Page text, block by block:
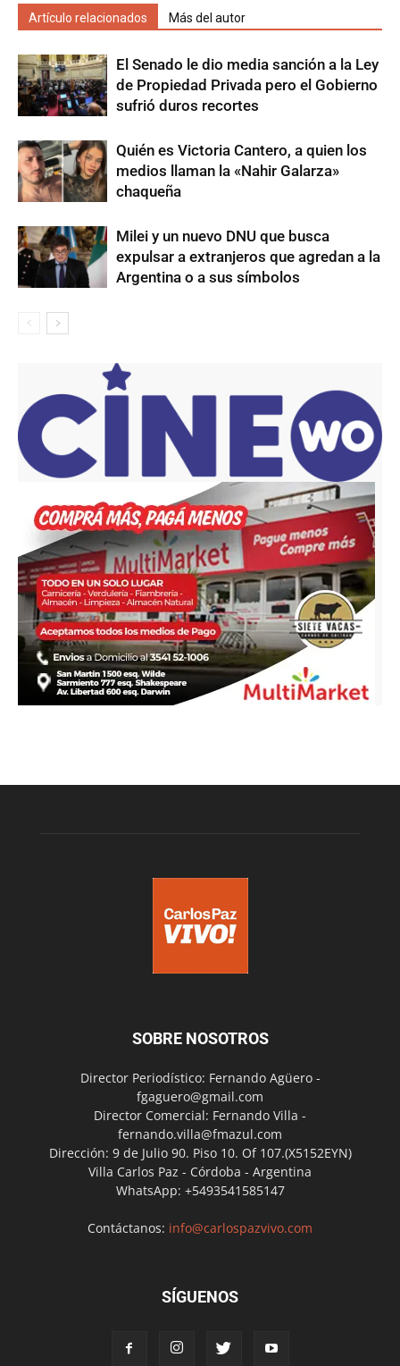
Artículo relacionados Más del autor
El Senado le dio media sanción a la Ley
de Propiedad Privada pero el Gobierno
sufrió duros recortes
Quién es Victoria Cantero, a quien los
medios llaman la «Nahir Galarza»
chaqueña
Milei y un nuevo DNU que busca
expulsar a extranjeros que agredan a la
Argentina o a sus símbolos
SOBRE NOSOTROS
Director Periodístico: Fernando Agüero -
fgaguero@gmail.com
Director Comercial: Fernando Villa -
fernando.villa@fmazul.com
Dirección: 9 de Julio 90. Piso 10. Of 107.(X5152EYN)
Villa Carlos Paz - Córdoba - Argentina
WhatsApp: +5493541585147
Contáctanos: info@carlospazvivo.com
SÍGUENOS